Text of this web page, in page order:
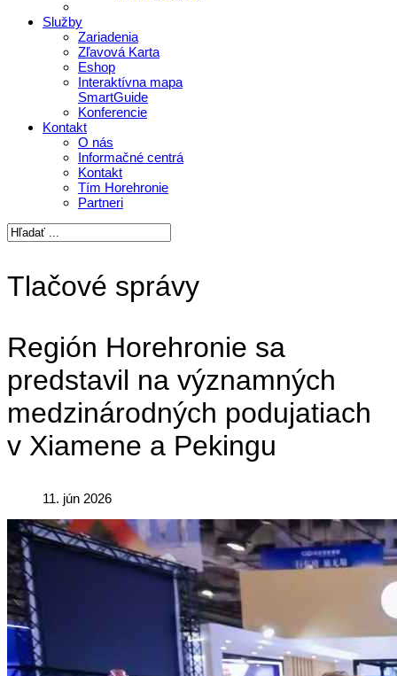
Služby
Zariadenia
Zľavová Karta
Eshop
Interaktívna mapa
SmartGuide
Konferencie
Kontakt
O nás
Informačné centrá
Kontakt
Tím Horehronie
Partneri
Tlačové správy
Región Horehronie sa
predstavil na významných
medzinárodných podujatiach
v Xiamene a Pekingu
11. jún 2026